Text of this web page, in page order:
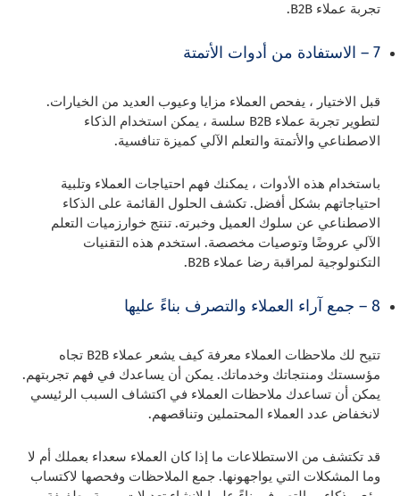
تجربة عملاء B2B.
7 – الاستفادة من أدوات الأتمتة
قبل الاختيار ، يفحص العملاء مزايا وعيوب العديد من الخيارات.
لتطوير تجربة عملاء B2B سلسة ، يمكن استخدام الذكاء
الاصطناعي والأتمتة والتعلم الآلي كميزة تنافسية.
باستخدام هذه الأدوات ، يمكنك فهم احتياجات العملاء وتلبية
احتياجاتهم بشكل أفضل. تكشف الحلول القائمة على الذكاء
الاصطناعي عن سلوك العميل وخبرته. تنتج خوارزميات التعلم
الآلي عروضًا وتوصيات مخصصة. استخدم هذه التقنيات
التكنولوجية لمراقبة رضا عملاء B2B.
8 – جمع آراء العملاء والتصرف بناءً عليها
تتيح لك ملاحظات العملاء معرفة كيف يشعر عملاء B2B تجاه
مؤسستك ومنتجاتك وخدماتك. يمكن أن يساعدك في فهم تجربتهم.
يمكن أن تساعدك ملاحظات العملاء في اكتشاف السبب الرئيسي
لانخفاض عدد العملاء المحتملين وتناقصهم.
قد تكتشف من الاستطلاعات ما إذا كان العملاء سعداء بعملك أم لا
وما المشكلات التي يواجهونها. جمع الملاحظات وفحصها لاكتساب